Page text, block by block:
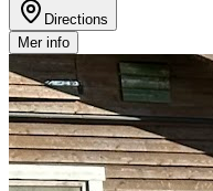
Directions
Mer info